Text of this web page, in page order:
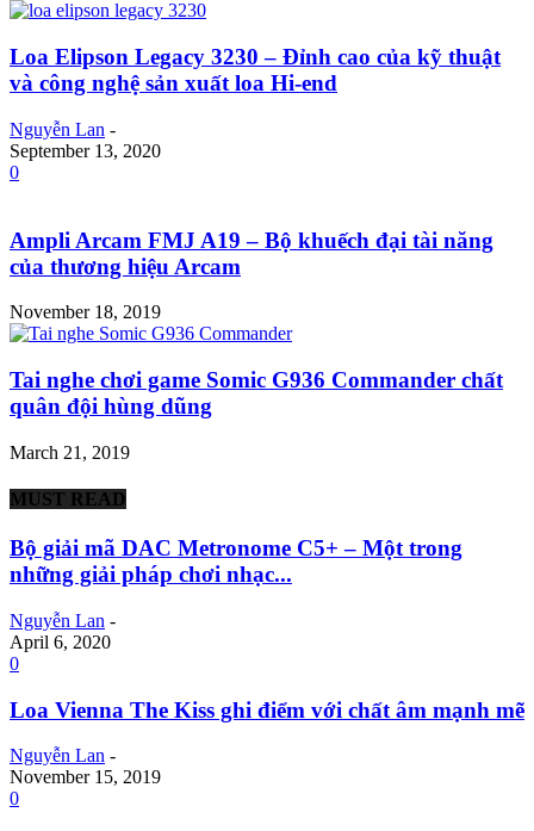
Loa Elipson Legacy 3230 – Đỉnh cao của kỹ thuật
và công nghệ sản xuất loa Hi-end
Nguyễn Lan -
September 13, 2020
0
Ampli Arcam FMJ A19 – Bộ khuếch đại tài năng
của thương hiệu Arcam
November 18, 2019
Tai nghe chơi game Somic G936 Commander chất
quân đội hùng dũng
March 21, 2019
MUST READ
Bộ giải mã DAC Metronome C5+ – Một trong
những giải pháp chơi nhạc...
Nguyễn Lan -
April 6, 2020
0
Loa Vienna The Kiss ghi điểm với chất âm mạnh mẽ
Nguyễn Lan -
November 15, 2019
0